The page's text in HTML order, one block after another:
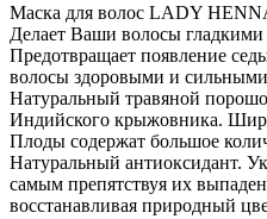
Маска для волос LADY
Делает Ваши волосы
Предотвращает появление
волосы здоровыми и
Натуральный травяной
Индийского крыжовника.
Плоды содержат большое
Натуральный антиоксидант.
самым препятствуя их
восстанавливая природный